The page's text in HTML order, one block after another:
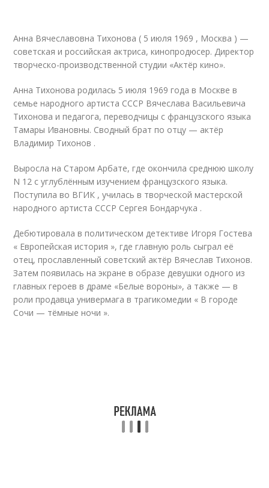
Анна Вячеславовна Тихонова ( 5 июля 1969 , Москва ) —
советская и российская актриса, кинопродюсер. Директор
творческо-производственной студии «Актёр кино».
Анна Тихонова родилась 5 июля 1969 года в Москве в
семье народного артиста СССР Вячеслава Васильевича
Тихонова и педагога, переводчицы с французского языка
Тамары Ивановны. Сводный брат по отцу — актёр
Владимир Тихонов .
Выросла на Старом Арбате, где окончила среднюю школу
N 12 с углублённым изучением французского языка.
Поступила во ВГИК , училась в творческой мастерской
народного артиста СССР Сергея Бондарчука .
Дебютировала в политическом детективе Игоря Гостева
« Европейская история », где главную роль сыграл её
отец, прославленный советский актёр Вячеслав Тихонов.
Затем появилась на экране в образе девушки одного из
главных героев в драме «Белые вороны», а также — в
роли продавца универмага в трагикомедии « В городе
Сочи — тёмные ночи ».